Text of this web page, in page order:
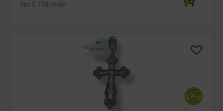
No 5.73€/mēn.